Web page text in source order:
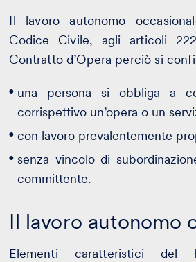
Il lavoro autonomo
Codice Civile, agli articoli
Contratto d’Opera perciò si
una persona si obbliga a
corrispettivo un’opera o un
con lavoro prevalentemente
senza vincolo di
committente.
Il lavoro autonomo
Elementi caratteristici del